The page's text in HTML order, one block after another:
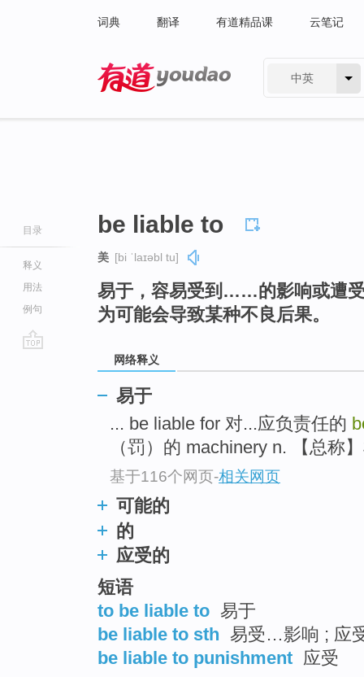
词典 翻译 有道精品课 云笔记
中英
目录
释义
用法
例句
be liable to
美 [bi ˈlaɪəbl tu]
易于，容易受到……的影响或遭
为可能会导致某种不良后果。
网络释义
易于
... be liable for 对...应负责任的
（罚）的 machinery n. 【总称
基于116个网页-相关网页
可能的
的
应受的
短语
to be liable to 易于
be liable to sth 易受…影响 ; 应
be liable to punishment 应受